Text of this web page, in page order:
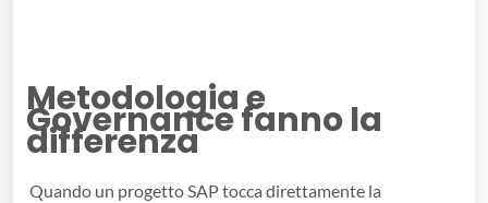
Metodologia e
Governance fanno la
differenza
Quando un progetto SAP tocca direttamente la